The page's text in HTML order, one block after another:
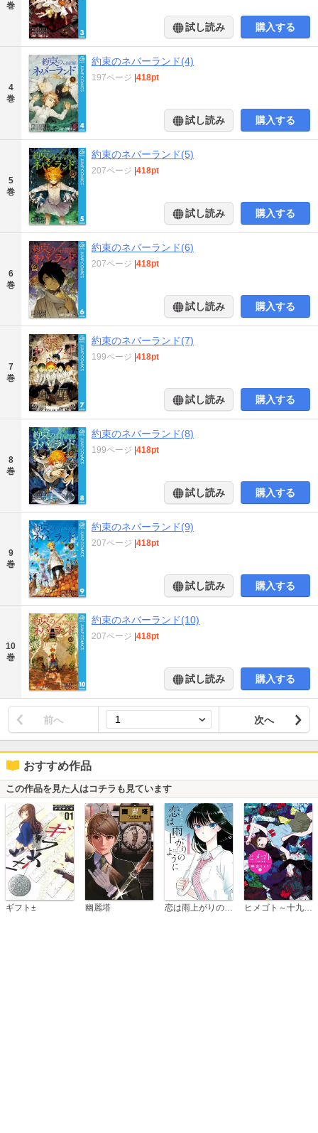
巻
試し読み 購入する
4
巻
約束のネバーランド(4)
197ページ 418pt
試し読み 購入する
5
巻
約束のネバーランド(5)
207ページ 418pt
試し読み 購入する
6
巻
約束のネバーランド(6)
207ページ 418pt
試し読み 購入する
7
巻
約束のネバーランド(7)
199ページ 418pt
試し読み 購入する
8
巻
約束のネバーランド(8)
199ページ 418pt
試し読み 購入する
9
巻
約束のネバーランド(9)
207ページ 418pt
試し読み 購入する
10
巻
約束のネバーランド(10)
207ページ 418pt
試し読み 購入する
前へ 次へ
おすすめ作品
この作品を見た人はコチラも見ています
ギフト± 幽麗塔 恋は雨上がりのように ヒメゴト～十九歳の制服～